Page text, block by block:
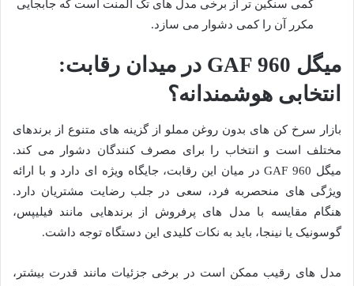
کمی سنگین تر از برخی مدل های تک المنت است که جابجایی
مکرر آن را کمی دشوار می سازد.
میگل GAF 960 در میدان رقابت:
انتخابی هوشمندانه؟
بازار سرخ کن های بدون روغن مملو از گزینه های متنوع از برندهای
مختلف است و انتخاب را برای مصرف کنندگان دشوار می کند.
میگل GAF 960 در میان این رقابت، جایگاه ویژه ای دارد و با ارائه
ویژگی های منحصربه فرد، سعی در جلب رضایت مشتریان دارد.
هنگام مقایسه با مدل های پرفروش از برندهایی مانند فیلیپس،
گوسونیک یا نینجا، باید به نکات کلیدی این دستگاه توجه داشت.
مدل های رقیب ممکن است در برخی جزئیات مانند قدرت بیشتر،